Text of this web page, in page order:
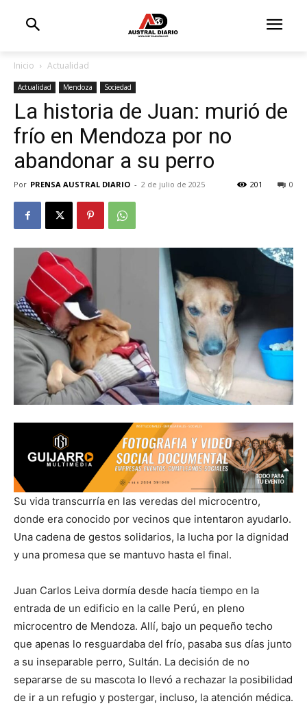
Inicio Actualidad
Actualidad Mendoza Sociedad
La historia de Juan: murió de
frío en Mendoza por no
abandonar a su perro
Por PRENSA AUSTRAL DIARIO - 2 de julio de 2025 0
201
Su vida transcurría en las veredas del microcentro,
donde era conocido por vecinos que intentaron ayudarlo.
Una cadena de gestos solidarios, la lucha por la dignidad
y una promesa que se mantuvo hasta el final.
Juan Carlos Leiva dormía desde hacía tiempo en la
entrada de un edificio en la calle Perú, en pleno
microcentro de Mendoza. Allí, bajo un pequeño techo
que apenas lo resguardaba del frío, pasaba sus días junto
a su inseparable perro, Sultán. La decisión de no
separarse de su mascota lo llevó a rechazar la posibilidad
de ir a un refugio y postergar, incluso, la atención médica.